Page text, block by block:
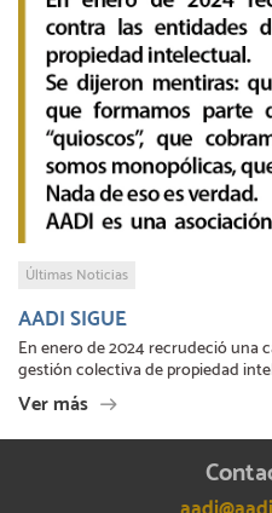
Últimas Noticias
AADI SIGUE
En enero de 2024 recrudeció una
gestión colectiva de propiedad
Ver más